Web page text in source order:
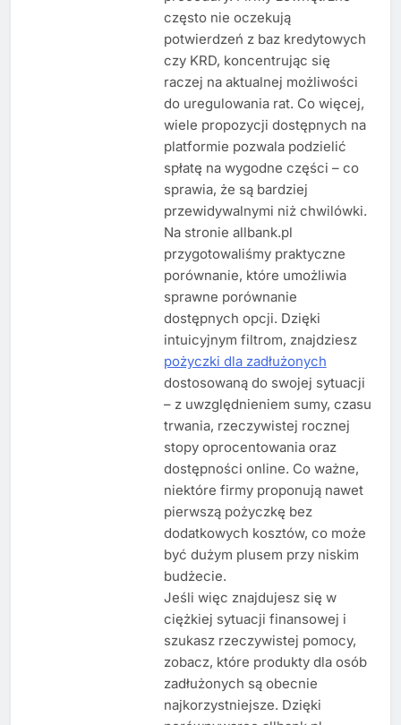
często nie oczekują
potwierdzeń z baz kredytowych
czy KRD, koncentrując się
raczej na aktualnej możliwości
do uregulowania rat. Co więcej,
wiele propozycji dostępnych na
platformie pozwala podzielić
spłatę na wygodne części – co
sprawia, że są bardziej
przewidywalnymi niż chwilówki.
Na stronie allbank.pl
przygotowaliśmy praktyczne
porównanie, które umożliwia
sprawne porównanie
dostępnych opcji. Dzięki
intuicyjnym filtrom, znajdziesz
pożyczki dla zadłużonych
dostosowaną do swojej sytuacji
– z uwzględnieniem sumy, czasu
trwania, rzeczywistej rocznej
stopy oprocentowania oraz
dostępności online. Co ważne,
niektóre firmy proponują nawet
pierwszą pożyczkę bez
dodatkowych kosztów, co może
być dużym plusem przy niskim
budżecie.
Jeśli więc znajdujesz się w
ciężkiej sytuacji finansowej i
szukasz rzeczywistej pomocy,
zobacz, które produkty dla osób
zadłużonych są obecnie
najkorzystniejsze. Dzięki